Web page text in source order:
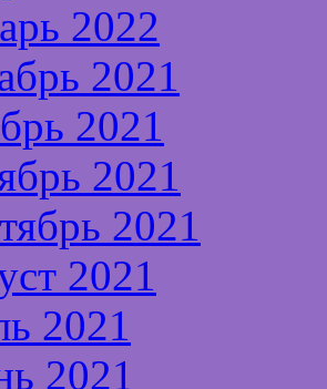
2022
2021
2021
2021
2021
2021
2021
2021